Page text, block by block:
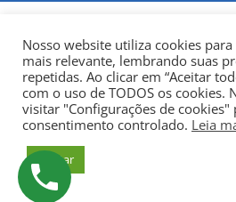
© Copyright 2022Fundação
da Cidade de União da
Nosso website utiliza cookies
mais relevante, lembrando suas
repetidas. Ao clicar em “Aceitar
com o uso de TODOS os cookies.
visitar "Configurações de cookies"
consentimento controlado. Leia
Aceitar